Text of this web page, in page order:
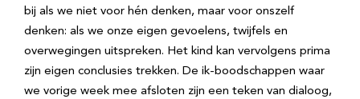
bij als we niet voor hén denken, maar voor onszelf
denken: als we onze eigen gevoelens, twijfels en
overwegingen uitspreken. Het kind kan vervolgens prima
zijn eigen conclusies trekken. De ik-boodschappen waar
we vorige week mee afsloten zijn een teken van dialoog,